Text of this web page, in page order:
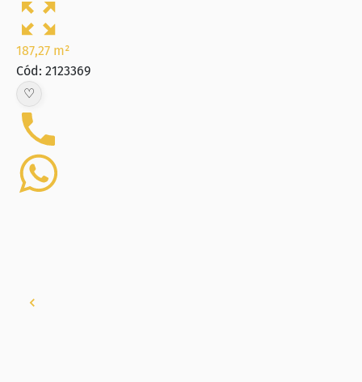
187,27 m²
Cód: 2123369
♡